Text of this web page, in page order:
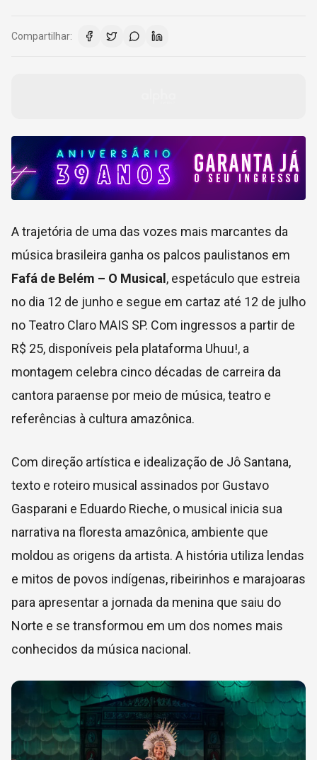
Compartilhar:
A trajetória de uma das vozes mais marcantes da
música brasileira ganha os palcos paulistanos em
Fafá de Belém – O Musical , espetáculo que estreia
no dia 12 de junho e segue em cartaz até 12 de julho
no Teatro Claro MAIS SP. Com ingressos a partir de
R$ 25, disponíveis pela plataforma Uhuu!, a
montagem celebra cinco décadas de carreira da
cantora paraense por meio de música, teatro e
referências à cultura amazônica.
Com direção artística e idealização de Jô Santana,
texto e roteiro musical assinados por Gustavo
Gasparani e Eduardo Rieche, o musical inicia sua
narrativa na floresta amazônica, ambiente que
moldou as origens da artista. A história utiliza lendas
e mitos de povos indígenas, ribeirinhos e marajoaras
para apresentar a jornada da menina que saiu do
Norte e se transformou em um dos nomes mais
conhecidos da música nacional.